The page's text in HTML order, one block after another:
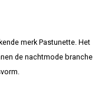
merk Pastunette. Het
de nachtmode branche